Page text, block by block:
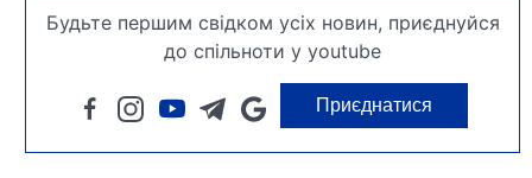
Будьте першим свідком усіх новин, приєднуйся
до спільноти у youtube
Приєднатися